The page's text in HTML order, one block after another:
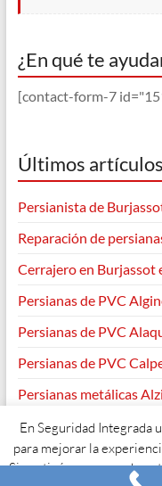
¿En qué te
[contact-form-7
Últimos artículos
Persianista de
Reparación de
Cerrajero en Burjassot
Persianas de PVC
Persianas de PVC
Persianas de PVC
Persianas metálicas
Copyright © 2026.
En Seguridad Integrada
para mejorar la
Si continúas navegando